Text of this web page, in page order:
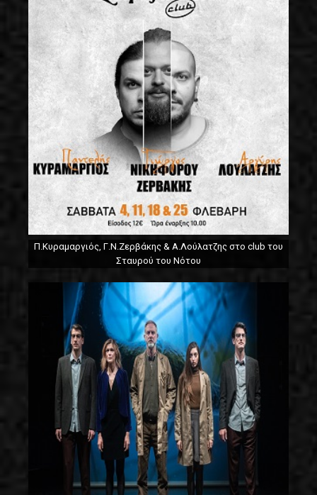
Π.Κυραμαργιός, Γ.Ν.Ζερβάκης & Α.Λούλατζης στο club του
Σταυρού του Νότου